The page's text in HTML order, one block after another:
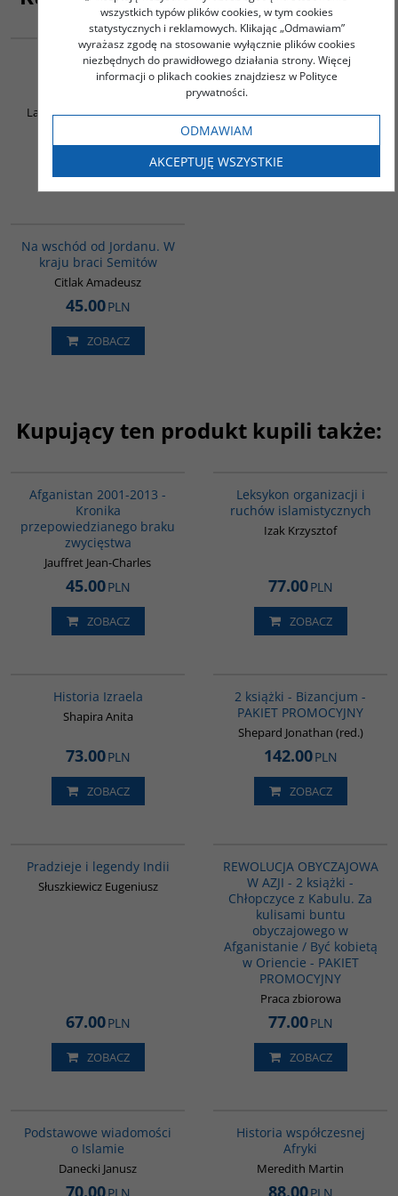
00172G
Geopolityka
fundamentalizmów
Larroque Anne-Clémentine
Historia powstania islamu
jako doktryny społeczno-
Jamsheer Hassan Ali
Na wschód od Jordanu. W
kraju braci Semitów
Citlak Amadeusz
45.00PLN
ZOBACZ
Kupujący ten produkt kupili także:
Afganistan 2001-2013 -
Kronika
przepowiedzianego braku
zwycięstwa
Jauffret Jean-Charles
45.00PLN
ZOBACZ
Leksykon organizacji i
ruchów islamistycznych
Izak Krzysztof
77.00PLN
ZOBACZ
Historia Izraela
Shapira Anita
73.00PLN
ZOBACZ
2 książki - Bizancjum -
PAKIET PROMOCYJNY
Shepard Jonathan (red.)
142.00PLN
ZOBACZ
Pradzieje i legendy Indii
Słuszkiewicz Eugeniusz
67.00PLN
ZOBACZ
REWOLUCJA OBYCZAJOWA
W AZJI - 2 książki -
Chłopczyce z Kabulu. Za
kulisami buntu
obyczajowego w
Afganistanie / Być kobietą
w Oriencie - PAKIET
PROMOCYJNY
Praca zbiorowa
77.00PLN
ZOBACZ
Podstawowe wiadomości
o Islamie
Danecki Janusz
70.00
Historia współczesnej
Afryki
Meredith Martin
88.00
wszystkich typów plików cookies, w tym cookies
statystycznych i reklamowych. Klikając „Odmawiam”
wyrażasz zgodę na stosowanie wyłącznie plików cookies
niezbędnych do prawidłowego działania strony. Więcej
informacji o plikach cookies znajdziesz w Polityce
prywatności.
ODMAWIAM
AKCEPTUJĘ WSZYSTKIE